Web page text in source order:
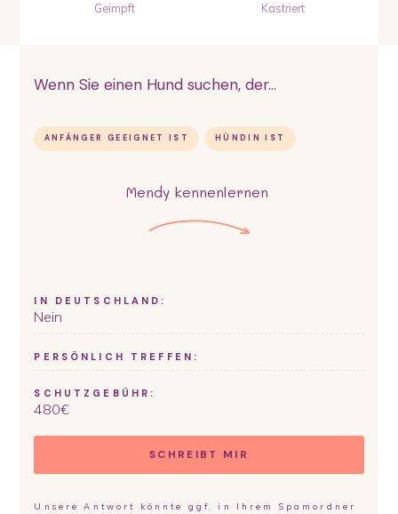
Geimpft Kastriert
Wenn Sie einen Hund suchen, der...
ANFÄNGER GEEIGNET IST HÜNDIN IST
Mendy kennenlernen
IN DEUTSCHLAND:
Nein
PERSÖNLICH TREFFEN:
SCHUTZGEBÜHR:
480€
SCHREIBT MIR
Unsere Antwort könnte ggf. in Ihrem Spamordner